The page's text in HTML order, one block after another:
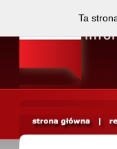
Ta